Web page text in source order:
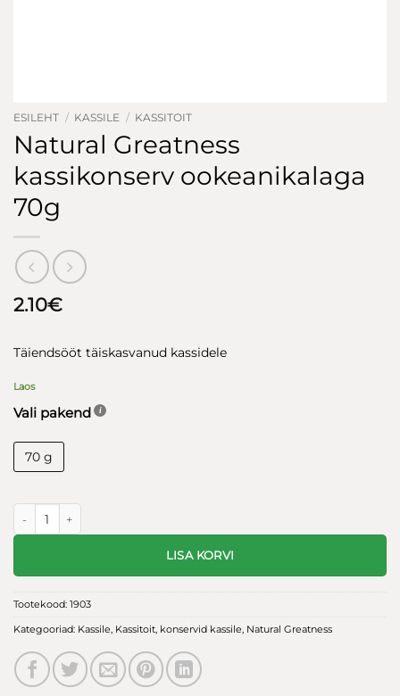
ESILEHT / KASSILE / KASSITOIT
Natural Greatness
kassikonserv ookeanikalaga
70g
2.10€
Täiendsööt täiskasvanud kassidele
Laos
Vali pakend
70 g
LISA KORVI
Tootekood: 1903
Kategooriad: Kassile, Kassitoit, konservid kassile, Natural Greatness